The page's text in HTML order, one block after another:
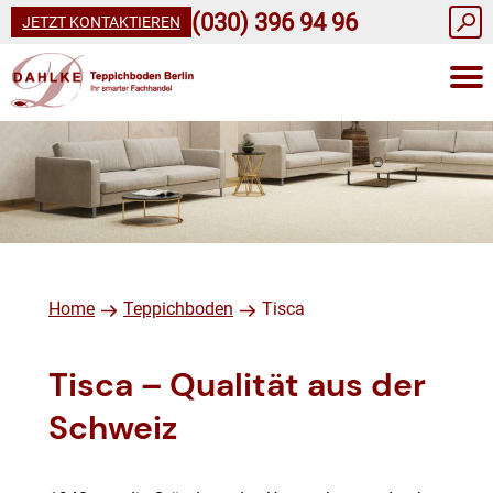
JETZT KONTAKTIEREN (030) 396 94 96
Home Teppichboden Tisca
Tisca – Qualität aus der
Schweiz